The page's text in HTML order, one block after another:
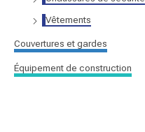
Vêtements
Couvertures et gardes
Équipement de construction